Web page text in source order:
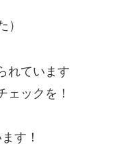
）
れています
ェックを！
す！